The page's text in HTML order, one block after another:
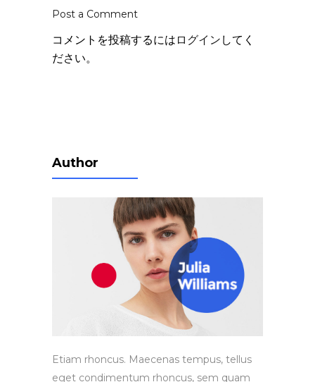
Post a Comment
コメントを投稿するには ログイン してく
ださい。
Author
Etiam rhoncus. Maecenas tempus, tellus
eget condimentum rhoncus, sem quam